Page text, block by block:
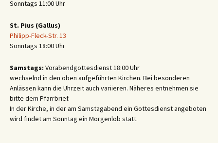
Sonntags 11:00 Uhr
St. Pius (Gallus)
Philipp-Fleck-Str. 13
Sonntags 18:00 Uhr
Samstags: Vorabendgottesdienst 18:00 Uhr
wechselnd in den oben aufgeführten Kirchen. Bei besonderen
Anlässen kann die Uhrzeit auch variieren. Näheres entnehmen sie
bitte dem Pfarrbrief.
In der Kirche, in der am Samstagabend ein Gottesdienst angeboten
wird findet am Sonntag ein Morgenlob statt.